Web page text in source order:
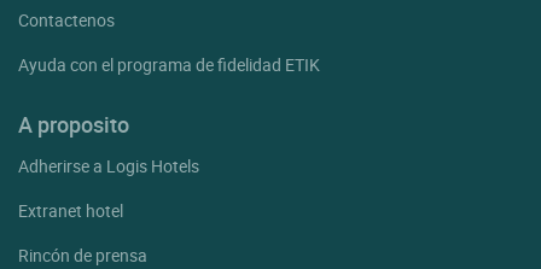
Contactenos
Ayuda con el programa de fidelidad ETIK
A proposito
Adherirse a Logis Hotels
Extranet hotel
Rincón de prensa